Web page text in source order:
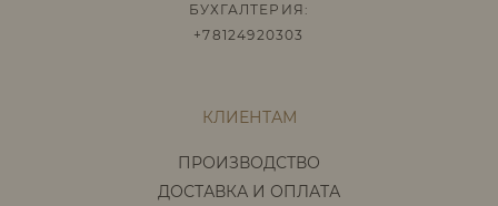
КЛИЕНТАМ
ПРОИЗВОДСТВО
ДОСТАВКА И ОПЛАТА
БУХГАЛТЕРИЯ:
+78124920303